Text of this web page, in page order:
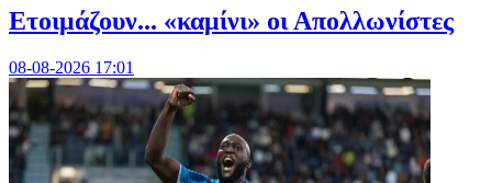
Ετοιμάζουν... «καμίνι» οι Απολλωνίστες
08-08-2026 17:01